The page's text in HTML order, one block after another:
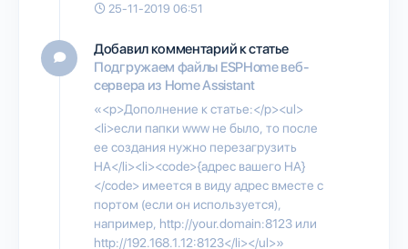
25-11-2019 06:51
Добавил комментарий к статье
Подгружаем файлы ESPHome веб-
сервера из Home Assistant
«<p>Дополнение к статье:</p><ul>
<li>если папки www не было, то после
ее создания нужно перезагрузить
HA</li><li><code>{адрес вашего HA}
</code> имеется в виду адрес вместе с
портом (если он используется),
например, http://your.domain:8123 или
http://192.168.1.12:8123</li></ul>»